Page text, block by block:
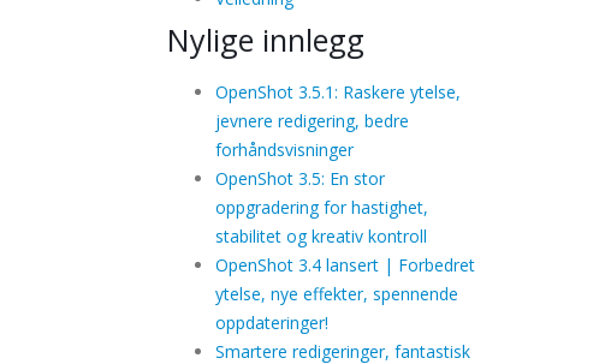
Nylige innlegg
OpenShot 3.5.1: Raskere ytelse,
jevnere redigering, bedre
forhåndsvisninger
OpenShot 3.5: En stor
oppgradering for hastighet,
stabilitet og kreativ kontroll
OpenShot 3.4 lansert | Forbedret
ytelse, nye effekter, spennende
oppdateringer!
Smartere redigeringer, fantastisk